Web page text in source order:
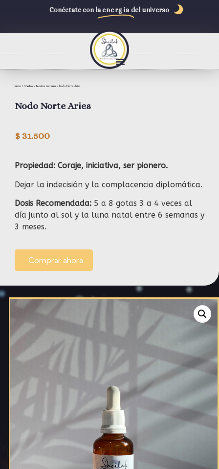
Conéctate con la energía del universo
Inicio / Sheilak / Nodos Lunares / Nodo Norte Aries
Nodo Norte Aries
$ 31.500
Propiedad: Coraje, iniciativa, ser pionero.
Dejar la indecisión y la complacencia diplomática.
Dosis Recomendada: 5 a 8 gotas 3 a 4 veces al
día junto al sol y la luna natal entre 6 semanas y
3 meses.
Comprar ahora